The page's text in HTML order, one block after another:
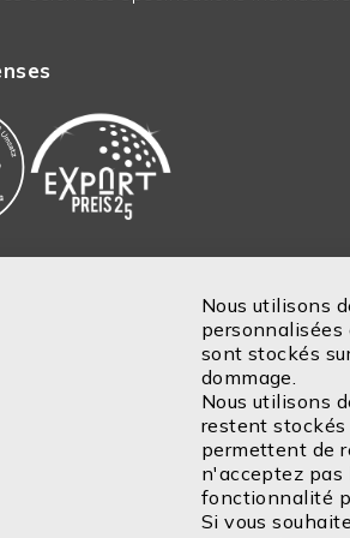
Inscription
Nous utilisons
sont stockés
dommage.
Nous utilisons
restent stockés
permettent de
n'acceptez pas
fonctionnalité
Si vous